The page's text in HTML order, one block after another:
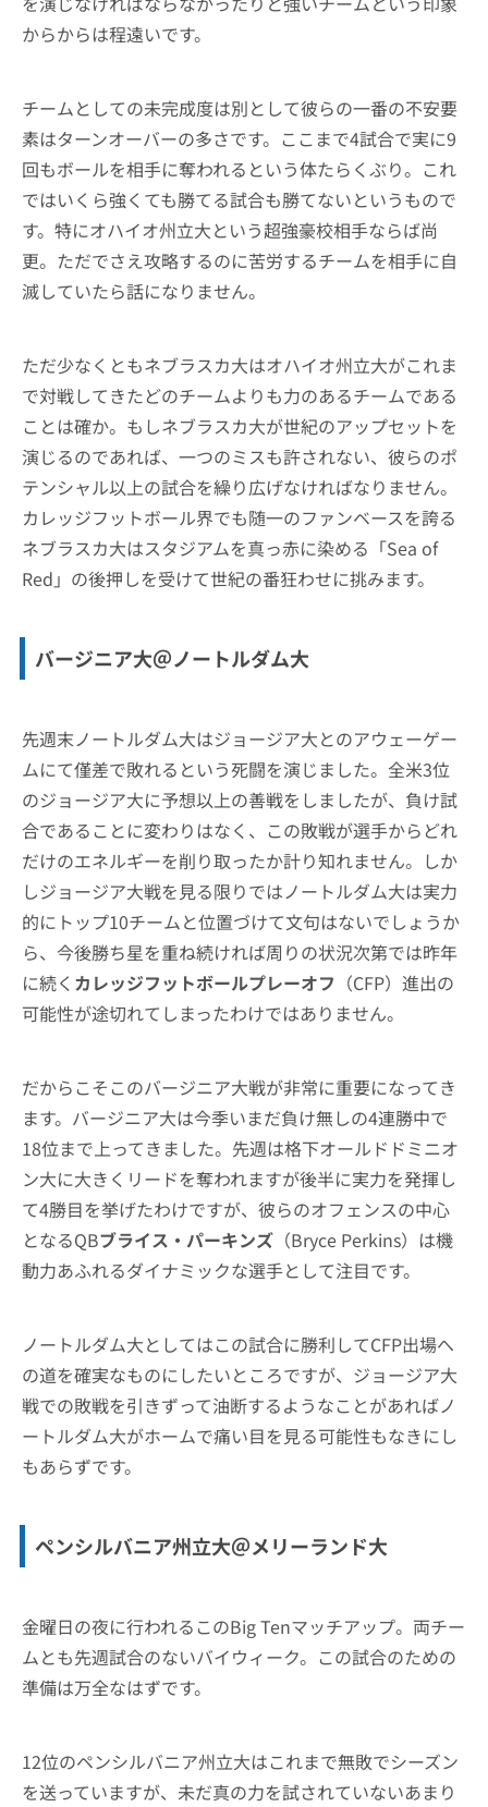
からからは程遠いです。
チームとしての未完成度は別として彼らの一番の不安要
素はターンオーバーの多さです。ここまで4試合で実に9
回もボールを相手に奪われるという体たらくぶり。これ
ではいくら強くても勝てる試合も勝てないというもので
す。特にオハイオ州立大という超強豪校相手ならば尚
更。ただでさえ攻略するのに苦労するチームを相手に自
滅していたら話になりません。
ただ少なくともネブラスカ大はオハイオ州立大がこれま
で対戦してきたどのチームよりも力のあるチームである
ことは確か。もしネブラスカ大が世紀のアップセットを
演じるのであれば、一つのミスも許されない、彼らのポ
テンシャル以上の試合を繰り広げなければなりません。
カレッジフットボール界でも随一のファンベースを誇る
ネブラスカ大はスタジアムを真っ赤に染める「Sea of
Red」の後押しを受けて世紀の番狂わせに挑みます。
バージニア大＠ノートルダム大
先週末ノートルダム大はジョージア大とのアウェーゲー
ムにて僅差で敗れるという死闘を演じました。全米3位
のジョージア大に予想以上の善戦をしましたが、負け試
合であることに変わりはなく、この敗戦が選手からどれ
だけのエネルギーを削り取ったか計り知れません。しか
しジョージア大戦を見る限りではノートルダム大は実力
的にトップ10チームと位置づけて文句はないでしょうか
ら、今後勝ち星を重ね続ければ周りの状況次第では昨年
に続く カレッジフットボールプレーオフ （CFP）進出の
可能性が途切れてしまったわけではありません。
だからこそこのバージニア大戦が非常に重要になってき
ます。バージニア大は今季いまだ負け無しの4連勝中で
18位まで上ってきました。先週は格下オールドドミニオ
ン大に大きくリードを奪われますが後半に実力を発揮し
て4勝目を挙げたわけですが、彼らのオフェンスの中心
となるQBブライス・パーキンズ （Bryce Perkins）は機
動力あふれるダイナミックな選手として注目です。
ノートルダム大としてはこの試合に勝利してCFP出場へ
の道を確実なものにしたいところですが、ジョージア大
戦での敗戦を引きずって油断するようなことがあればノ
ートルダム大がホームで痛い目を見る可能性もなきにし
もあらずです。
ペンシルバニア州立大＠メリーランド大
金曜日の夜に行われるこのBig Tenマッチアップ。両チー
ムとも先週試合のないバイウィーク。この試合のための
準備は万全なはずです。
12位のペンシルバニア州立大はこれまで無敗でシーズン
を送っていますが、未だ真の力を試されていないあまり